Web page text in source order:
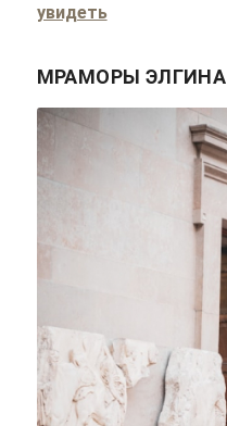
увидеть
МРАМОРЫ ЭЛГИНА